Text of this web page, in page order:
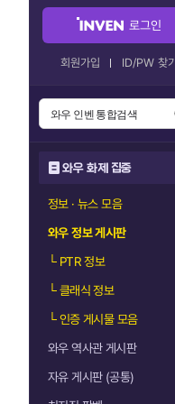
로그인
회원가입 ID/PW 찾기
와우 화제 집중
정보 · 뉴스 모음
와우 정보 게시판
└PTR 정보
└클래식 정보
└인증 게시물 모음
와우 역사관 게시판
자유 게시판 (공통)